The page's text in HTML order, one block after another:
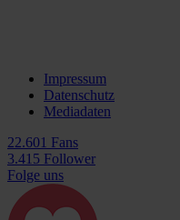
Impressum
Datenschutz
Mediadaten
22.601 Fans
3.415 Follower
Folge uns